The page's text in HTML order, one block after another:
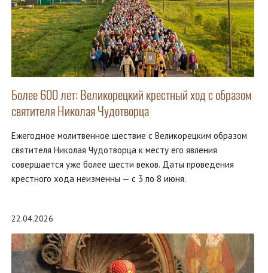
Более 600 лет: Великорецкий крестный ход с образом
святителя Николая Чудотворца
Ежегодное молитвенное шествие с Великорецким образом
святителя Николая Чудотворца к месту его явления
совершается уже более шести веков. Даты проведения
крестного хода неизменны — с 3 по 8 июня.
22.04.2026